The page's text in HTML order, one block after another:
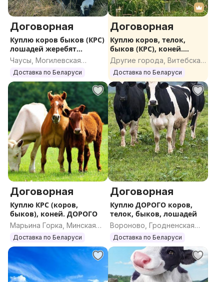
Договорная
Куплю коров быков (КРС)
лошадей жеребят
ДОРОГО
Чаусы, Могилевская
область
Доставка по Беларуси
Договорная
Куплю коров, телок,
быков (КРС), коней.
ДОРОГО
Другие города, Витебская
область
Доставка по Беларуси
Договорная
Куплю КРС (коров,
быков), коней. ДОРОГО
Марьина Горка, Минская
область
Доставка по Беларуси
Договорная
Куплю ДОРОГО коров,
телок, быков, лошадей
Вороново, Гродненская
область
Доставка по Беларуси